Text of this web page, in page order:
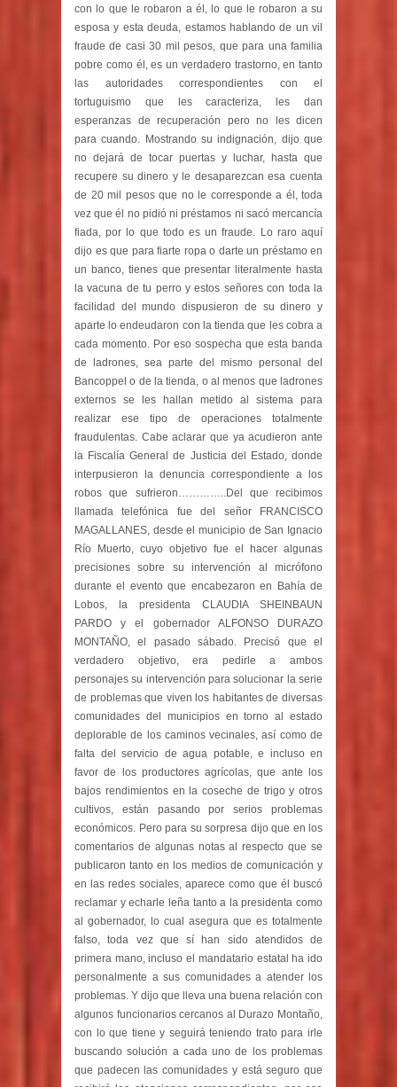
con lo que le robaron a él, lo que le robaron a su
esposa y esta deuda, estamos hablando de un vil
fraude de casi 30 mil pesos, que para una familia
pobre como él, es un verdadero trastorno, en tanto
las autoridades correspondientes con el
tortuguismo que les caracteriza, les dan
esperanzas de recuperación pero no les dicen
para cuando. Mostrando su indignación, dijo que
no dejará de tocar puertas y luchar, hasta que
recupere su dinero y le desaparezcan esa cuenta
de 20 mil pesos que no le corresponde a él, toda
vez que él no pidió ni préstamos ni sacó mercancía
fiada, por lo que todo es un fraude. Lo raro aquí
dijo es que para fiarte ropa o darte un préstamo en
un banco, tienes que presentar literalmente hasta
la vacuna de tu perro y estos señores con toda la
facilidad del mundo dispusieron de su dinero y
aparte lo endeudaron con la tienda que les cobra a
cada momento. Por eso sospecha que esta banda
de ladrones, sea parte del mismo personal del
Bancoppel o de la tienda, o al menos que ladrones
externos se les hallan metido al sistema para
realizar ese tipo de operaciones totalmente
fraudulentas. Cabe aclarar que ya acudieron ante
la Fiscalía General de Justicia del Estado, donde
interpusieron la denuncia correspondiente a los
robos que sufrieron…………..Del que recibimos
llamada telefónica fue del señor FRANCISCO
MAGALLANES, desde el municipio de San Ignacio
Río Muerto, cuyo objetivo fue el hacer algunas
precisiones sobre su intervención al micrófono
durante el evento que encabezaron en Bahía de
Lobos, la presidenta CLAUDIA SHEINBAUN
PARDO y el gobernador ALFONSO DURAZO
MONTAÑO, el pasado sábado. Precisó que el
verdadero objetivo, era pedirle a ambos
personajes su intervención para solucionar la serie
de problemas que viven los habitantes de diversas
comunidades del municipios en torno al estado
deplorable de los caminos vecinales, así como de
falta del servicio de agua potable, e incluso en
favor de los productores agrícolas, que ante los
bajos rendimientos en la coseche de trigo y otros
cultivos, están pasando por serios problemas
económicos. Pero para su sorpresa dijo que en los
comentarios de algunas notas al respecto que se
publicaron tanto en los medios de comunicación y
en las redes sociales, aparece como que él buscó
reclamar y echarle leña tanto a la presidenta como
al gobernador, lo cual asegura que es totalmente
falso, toda vez que sí han sido atendidos de
primera mano, incluso el mandatario estatal ha ido
personalmente a sus comunidades a atender los
problemas. Y dijo que lleva una buena relación con
algunos funcionarios cercanos al Durazo Montaño,
con lo que tiene y seguirá teniendo trato para irle
buscando solución a cada uno de los problemas
que padecen las comunidades y está seguro que